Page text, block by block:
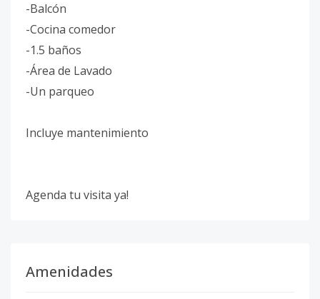
-Balcón
-Cocina comedor
-1.5 baños
-Área de Lavado
-Un parqueo
Incluye mantenimiento
Agenda tu visita ya!
Amenidades